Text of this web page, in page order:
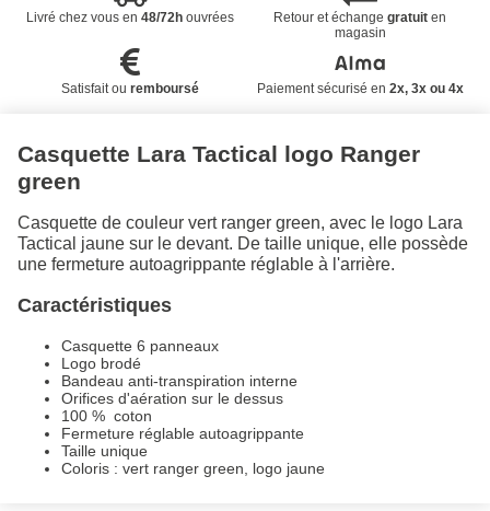
Livré chez vous en 48/72houvrées Retour et échangegratuit en
magasin
Satisfait ou remboursé Paiement sécurisé en 2x, 3x ou 4x
Casquette Lara Tactical logo Ranger
green
Casquette de couleur vert ranger green, avec le logo Lara
Tactical jaune sur le devant. De taille unique, elle possède
une fermeture autoagrippante réglable à l'arrière.
Caractéristiques
Casquette 6 panneaux
Logo brodé
Bandeau anti-transpiration interne
Orifices d'aération sur le dessus
100 % coton
Fermeture réglable autoagrippante
Taille unique
Coloris : vert ranger green, logo jaune